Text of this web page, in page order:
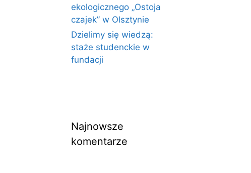
ekologicznego „Ostoja
czajek” w Olsztynie
Dzielimy się wiedzą:
staże studenckie w
fundacji
Najnowsze
komentarze